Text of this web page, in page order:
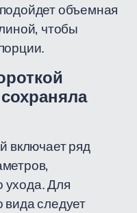
подойдет объемная
чтобы
включает ряд
ухода. Для
вида следует